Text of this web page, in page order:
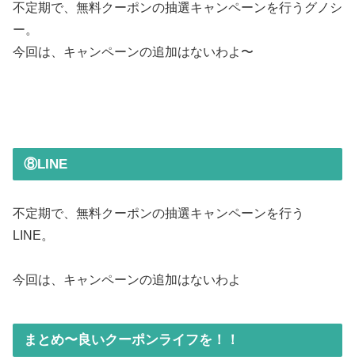
不定期で、無料クーポンの抽選キャンペーンを行うグノシ
ー。
今回は、キャンペーンの追加はないわよ〜
⑧LINE
不定期で、無料クーポンの抽選キャンペーンを行う
LINE。
今回は、キャンペーンの追加はないわよ
まとめ〜良いクーポンライフを！！